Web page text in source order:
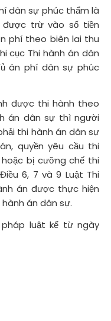
dân sự phúc thẩm là
được trừ vào số tiền
phí theo biên lai thu
cục Thi hành án dân
án phí dân sự phúc
được thi hành theo
án dân sự thì người
thi hành án dân sự
quyền yêu cầu thi
bị cưỡng chế thi
6, 7 và 9 Luật Thi
án được thực hiện
án dân sự.
luật kể từ ngày